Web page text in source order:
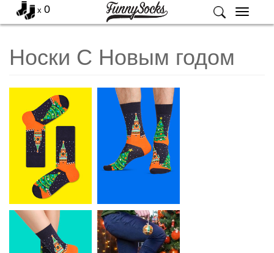
Меню
x 0
Носки С Новым годом